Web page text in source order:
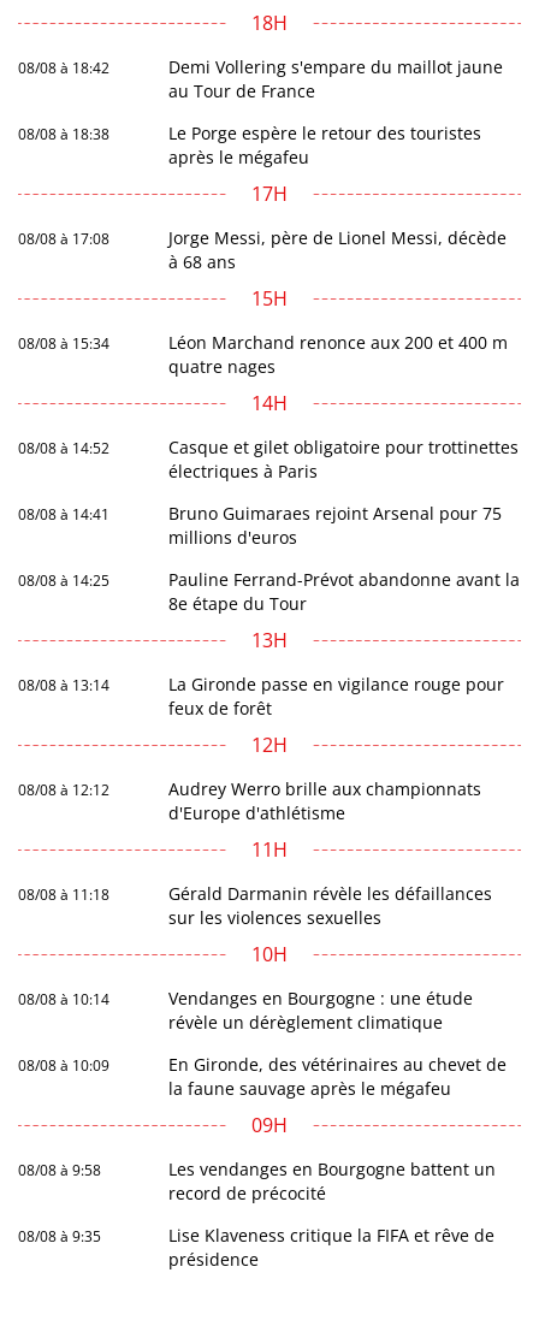
18H
08/08 à 18:42
Demi Vollering s'empare du maillot jaune
au Tour de France
08/08 à 18:38
Le Porge espère le retour des touristes
après le mégafeu
17H
08/08 à 17:08
Jorge Messi, père de Lionel Messi, décède
à 68 ans
15H
08/08 à 15:34
Léon Marchand renonce aux 200 et 400 m
quatre nages
14H
08/08 à 14:52
Casque et gilet obligatoire pour trottinettes
électriques à Paris
08/08 à 14:41
Bruno Guimaraes rejoint Arsenal pour 75
millions d'euros
08/08 à 14:25
Pauline Ferrand-Prévot abandonne avant la
8e étape du Tour
13H
08/08 à 13:14
La Gironde passe en vigilance rouge pour
feux de forêt
12H
08/08 à 12:12
Audrey Werro brille aux championnats
d'Europe d'athlétisme
11H
08/08 à 11:18
Gérald Darmanin révèle les défaillances
sur les violences sexuelles
10H
08/08 à 10:14
Vendanges en Bourgogne : une étude
révèle un dérèglement climatique
08/08 à 10:09
En Gironde, des vétérinaires au chevet de
la faune sauvage après le mégafeu
09H
08/08 à 9:58
Les vendanges en Bourgogne battent un
record de précocité
08/08 à 9:35
Lise Klaveness critique la FIFA et rêve de
présidence